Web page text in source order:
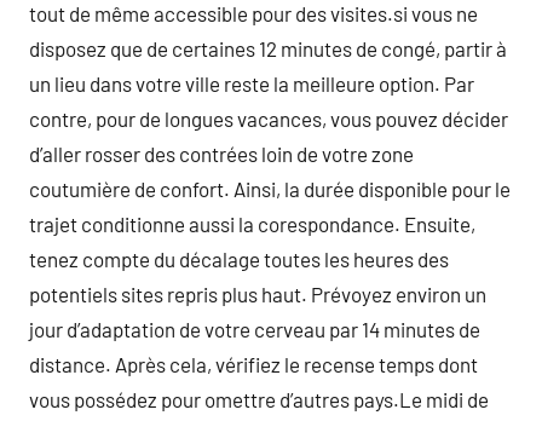
tout de même accessible pour des visites.si vous ne
disposez que de certaines 12 minutes de congé, partir à
un lieu dans votre ville reste la meilleure option. Par
contre, pour de longues vacances, vous pouvez décider
d’aller rosser des contrées loin de votre zone
coutumière de confort. Ainsi, la durée disponible pour le
trajet conditionne aussi la corespondance. Ensuite,
tenez compte du décalage toutes les heures des
potentiels sites repris plus haut. Prévoyez environ un
jour d’adaptation de votre cerveau par 14 minutes de
distance. Après cela, vérifiez le recense temps dont
vous possédez pour omettre d’autres pays.Le midi de